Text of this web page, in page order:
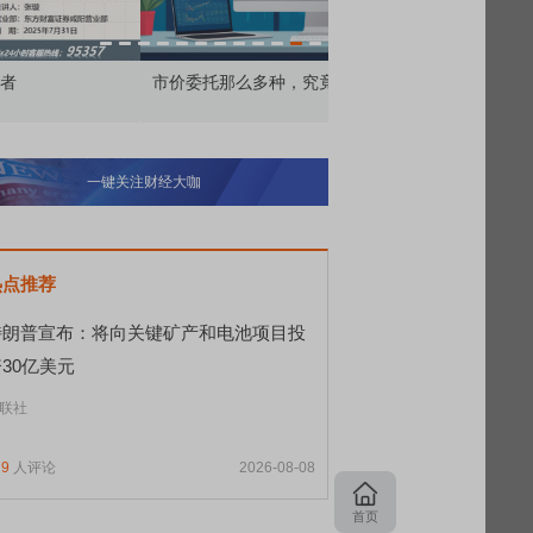
委托那么多种，究竟怎么用？
一键关注财经大咖
推荐
普宣布：将向关键矿产和电池项目投
亿美元
社
人评论 2026-08-08
首页